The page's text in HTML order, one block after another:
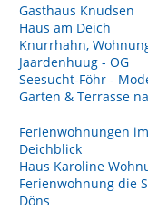
Gasthaus Knudsen
Haus am Deich
Knurrhahn,
Jaardenhuug - OG
Seesucht-Föhr -
Garten & Terrasse
Ferienwohnungen
Deichblick
Haus Karoline
Ferienwohnung die
Döns